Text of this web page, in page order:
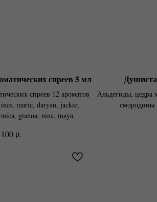
спреев 5 мл
спреев 12 ароматов
marie, daryan, jackie,
gianna, nina, maya.
р.
Альдегиды, цедра
смородины